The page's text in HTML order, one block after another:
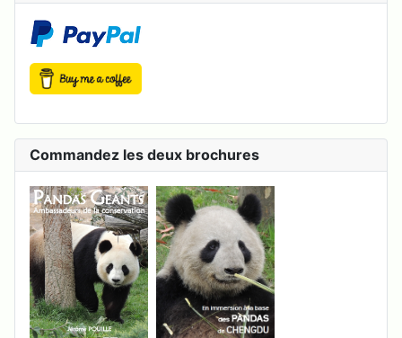
Commandez les deux brochures